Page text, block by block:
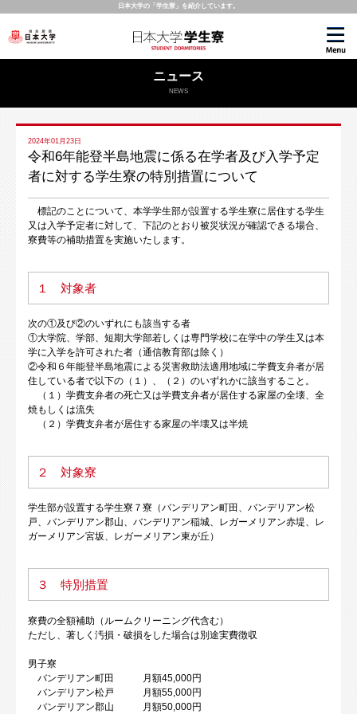
日本大学の「学生寮」を紹介しています。
ニュース
NEWS
2024年01月23日
令和6年能登半島地震に係る在学者及び入学予定
者に対する学生寮の特別措置について
標記のことについて、本学学生部が設置する学生寮に居住する学生
又は入学予定者に対して、下記のとおり被災状況が確認できる場合、
寮費等の補助措置を実施いたします。
１ 対象者
次の①及び②のいずれにも該当する者
①大学院、学部、短期大学部若しくは専門学校に在学中の学生又は本
学に入学を許可された者（通信教育部は除く）
②令和６年能登半島地震による災害救助法適用地域に学費支弁者が居
住している者で以下の（１）、（２）のいずれかに該当すること。
（１）学費支弁者の死亡又は学費支弁者が居住する家屋の全壊、全
焼もしくは流失
（２）学費支弁者が居住する家屋の半壊又は半焼
２ 対象寮
学生部が設置する学生寮７寮（バンデリアン町田、バンデリアン松
戸、バンデリアン郡山、バンデリアン稲城、レガーメリアン赤堤、レ
ガーメリアン宮坂、レガーメリアン東が丘）
３ 特別措置
寮費の全額補助（ルームクリーニング代含む）
ただし、著しく汚損・破損をした場合は別途実費徴収
男子寮
バンデリアン町田 月額45,000円
バンデリアン松戸 月額55,000円
バンデリアン郡山 月額50,000円